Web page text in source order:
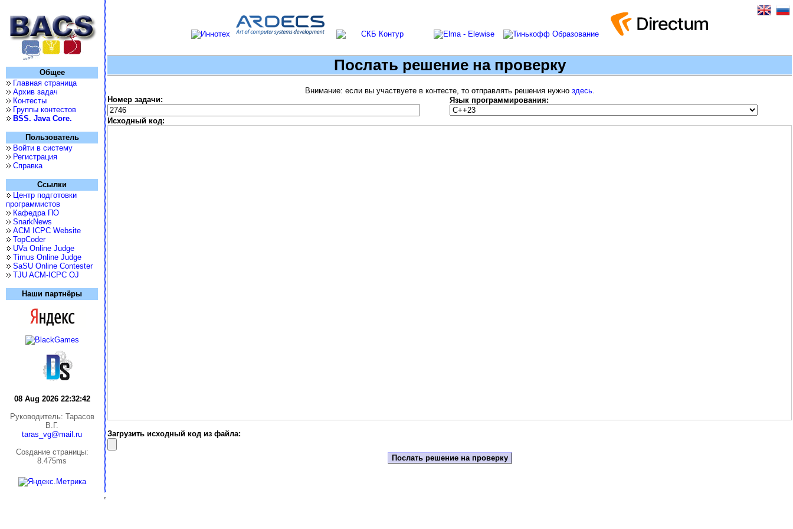
Общее
Главная страница
Архив задач
Контесты
Группы контестов
BSS. Java Core.
Пользователь
Войти в систему
Регистрация
Справка
Ссылки
Центр подготовки
программистов
Кафедра ПО
SnarkNews
ACM ICPC Website
TopCoder
UVa Online Judge
Timus Online Judge
SaSU Online Contester
TJU ACM-ICPC OJ
Наши партнёры
08 Aug 2026 22:32:42
Руководитель: Тарасов
В.Г.
taras_vg@mail.ru
Cоздание страницы:
8.475ms
Послать решение на проверку
Внимание: если вы участвуете в контесте, то отправлять решения нужно здесь.
Номер задачи:
Язык программирования:
Исходный код:
Загрузить исходный код из файла: